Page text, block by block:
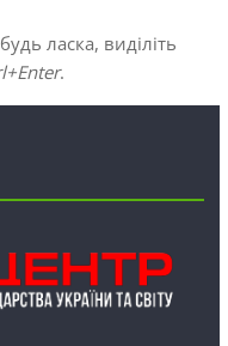
ласка, виділіть
.